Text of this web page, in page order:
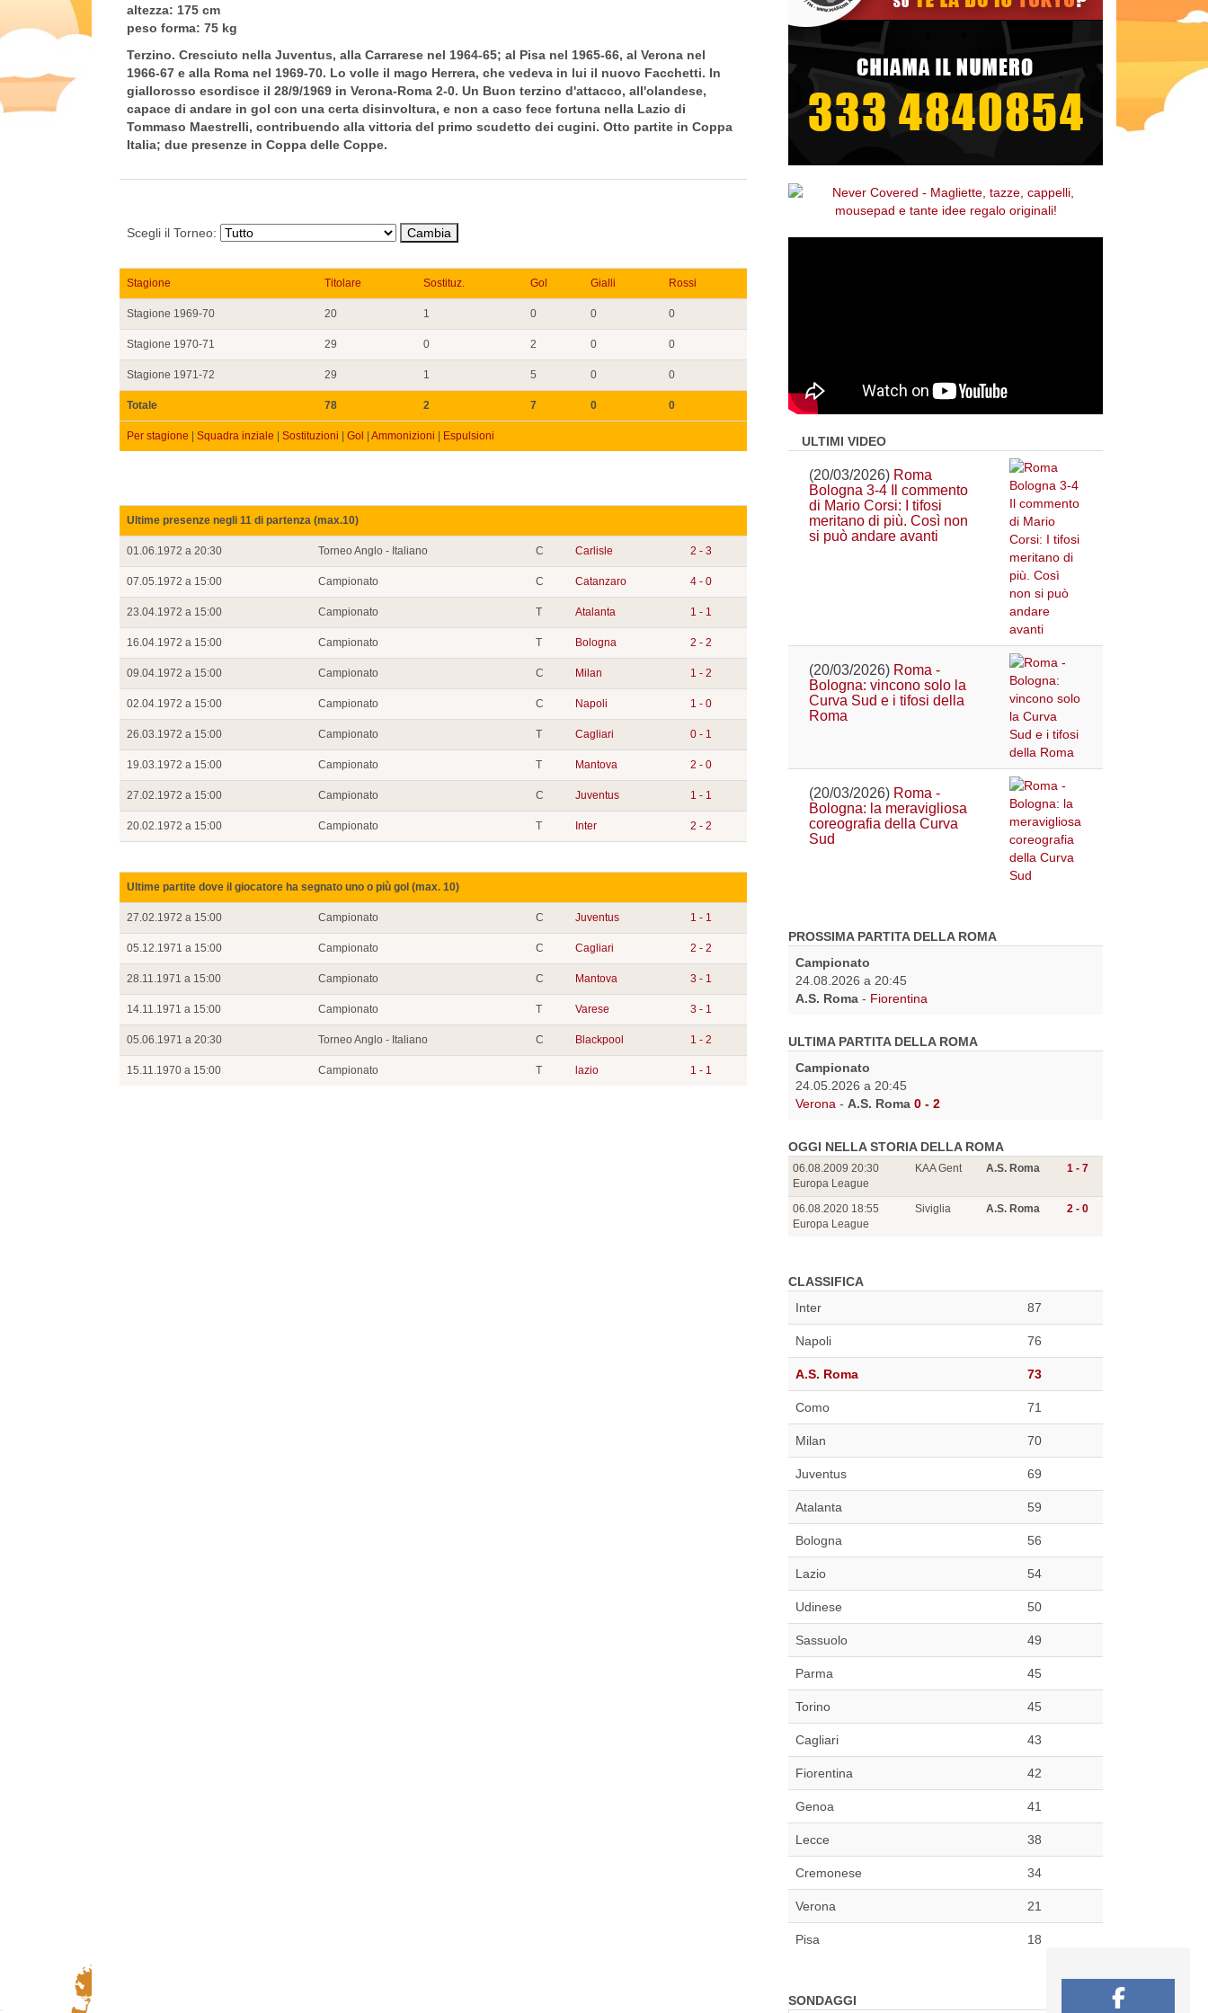
altezza: 175 cm
peso forma: 75 kg
Terzino. Cresciuto nella Juventus, alla Carrarese nel 1964-65; al Pisa nel 1965-66, al Verona nel
1966-67 e alla Roma nel 1969-70. Lo volle il mago Herrera, che vedeva in lui il nuovo Facchetti. In
giallorosso esordisce il 28/9/1969 in Verona-Roma 2-0. Un Buon terzino d'attacco, all'olandese,
capace di andare in gol con una certa disinvoltura, e non a caso fece fortuna nella Lazio di
Tommaso Maestrelli, contribuendo alla vittoria del primo scudetto dei cugini. Otto partite in Coppa
Italia; due presenze in Coppa delle Coppe.
Scegli il Torneo:
Stagione Titolare Sostituz. Gol Gialli Rossi
Stagione 1969-70 20 1 0 0 0
Stagione 1970-71 29 0 2 0 0
Stagione 1971-72 29 1 5 0 0
Totale 78 2 7 0 0
Per stagione | Squadra inziale | Sostituzioni | Gol | Ammonizioni | Espulsioni
Ultime presenze negli 11 di partenza (max.10)
01.06.1972 a 20:30 Torneo Anglo - Italiano C Carlisle 2 - 3
07.05.1972 a 15:00 Campionato C Catanzaro 4 - 0
23.04.1972 a 15:00 Campionato T Atalanta 1 - 1
16.04.1972 a 15:00 Campionato T Bologna 2 - 2
09.04.1972 a 15:00 Campionato C Milan 1 - 2
02.04.1972 a 15:00 Campionato C Napoli 1 - 0
26.03.1972 a 15:00 Campionato T Cagliari 0 - 1
19.03.1972 a 15:00 Campionato T Mantova 2 - 0
27.02.1972 a 15:00 Campionato C Juventus 1 - 1
20.02.1972 a 15:00 Campionato T Inter 2 - 2
Ultime partite dove il giocatore ha segnato uno o più gol (max. 10)
27.02.1972 a 15:00 Campionato C Juventus 1 - 1
05.12.1971 a 15:00 Campionato C Cagliari 2 - 2
28.11.1971 a 15:00 Campionato C Mantova 3 - 1
14.11.1971 a 15:00 Campionato T Varese 3 - 1
05.06.1971 a 20:30 Torneo Anglo - Italiano C Blackpool 1 - 2
15.11.1970 a 15:00 Campionato T lazio 1 - 1
ULTIMI VIDEO
(20/03/2026) Roma
Bologna 3-4 Il commento
di Mario Corsi: I tifosi
meritano di più. Così non
si può andare avanti
(20/03/2026) Roma -
Bologna: vincono solo la
Curva Sud e i tifosi della
Roma
(20/03/2026) Roma -
Bologna: la meravigliosa
coreografia della Curva
Sud
PROSSIMA PARTITA DELLA ROMA
Campionato
24.08.2026 a 20:45
A.S. Roma - Fiorentina
ULTIMA PARTITA DELLA ROMA
Campionato
24.05.2026 a 20:45
Verona - A.S. Roma 0 - 2
OGGI NELLA STORIA DELLA ROMA
06.08.2009 20:30
Europa League
KAA Gent A.S. Roma 1 - 7
06.08.2020 18:55
Europa League
Siviglia A.S. Roma 2 - 0
CLASSIFICA
Inter
87
Napoli 76
A.S. Roma 73
Como 71
Milan 70
Juventus 69
Atalanta 59
Bologna 56
Lazio 54
Udinese 50
Sassuolo 49
Parma 45
Torino 45
Cagliari 43
Fiorentina 42
Genoa 41
Lecce 38
Cremonese 34
Verona 21
Pisa 18
SONDAGGI